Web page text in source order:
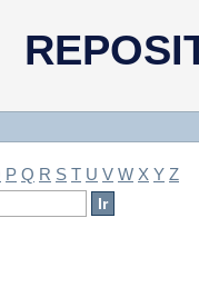
P Q R S T U V W X Y Z